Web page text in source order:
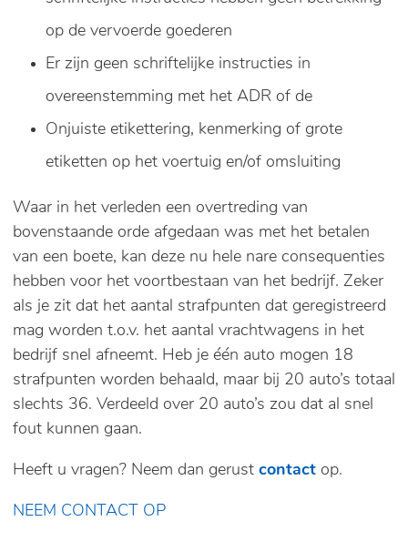
op de vervoerde goederen
Er zijn geen schriftelijke instructies in
overeenstemming met het ADR of de
Onjuiste etikettering, kenmerking of grote
etiketten op het voertuig en/of omsluiting
Waar in het verleden een overtreding van
bovenstaande orde afgedaan was met het betalen
van een boete, kan deze nu hele nare consequenties
hebben voor het voortbestaan van het bedrijf. Zeker
als je zit dat het aantal strafpunten dat geregistreerd
mag worden t.o.v. het aantal vrachtwagens in het
bedrijf snel afneemt. Heb je één auto mogen 18
strafpunten worden behaald, maar bij 20 auto’s totaal
slechts 36. Verdeeld over 20 auto’s zou dat al snel
fout kunnen gaan.
Heeft u vragen? Neem dan gerust contactop.
NEEM CONTACT OP